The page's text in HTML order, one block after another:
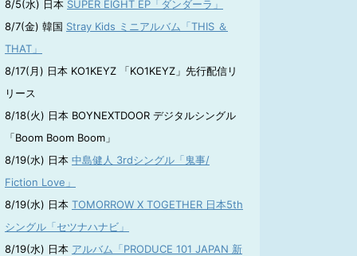
8/5(水) 日本 SUPER EIGHT EP「ダンダーラ」
8/7(金) 韓国 Stray Kids ミニアルバム「THIS ＆
THAT」
8/17(月) 日本 KO1KEYZ 「KO1KEYZ」先行配信リ
リース
8/18(火) 日本 BOYNEXTDOOR デジタルシングル
「Boom Boom Boom」
8/19(水) 日本 中島健人 3rdシングル「鬼事/
Fiction Love」
8/19(水) 日本 TOMORROW X TOGETHER 日本5th
シングル「セツナハナビ」
8/19(水) 日本 アルバム「PRODUCE 101 JAPAN 新